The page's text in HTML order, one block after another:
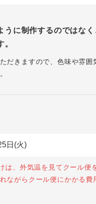
うに制作するのではな
だきますので、色味や雰囲
、外気温を見てクール便
ながらクール便にかかる費